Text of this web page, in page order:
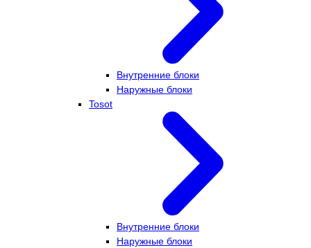
Внутренние блоки
Наружные блоки
Tosot
Внутренние блоки
Наружные блоки